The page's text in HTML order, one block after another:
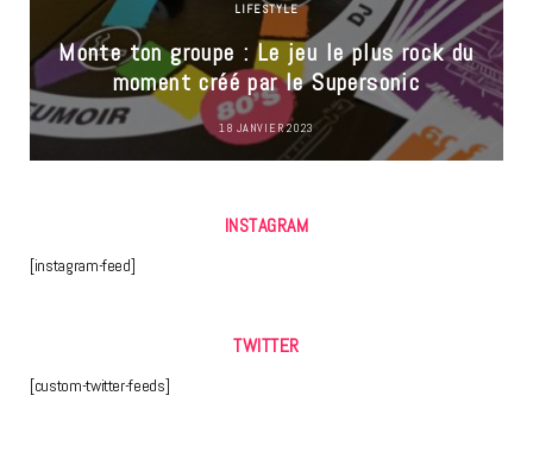
LIFESTYLE
Monte ton groupe : Le jeu le plus rock du
moment créé par le Supersonic
18 JANVIER 2023
INSTAGRAM
[instagram-feed]
TWITTER
[custom-twitter-feeds]